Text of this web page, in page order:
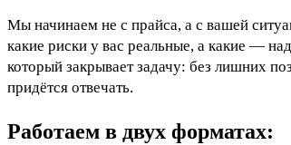
Мы начинаем не с прайса, а с вашей
какие риски у вас реальные, а какие —
который закрывает задачу: без лишних
придётся отвечать.
Работаем в двух форматах: